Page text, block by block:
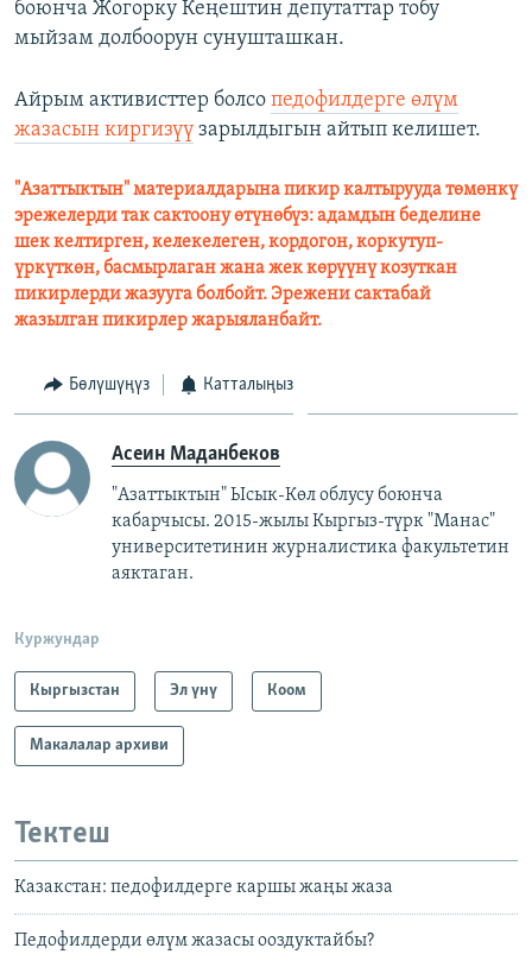
боюнча Жогорку Кеңештин депутаттар тобу
мыйзам долбоорун сунушташкан.
Айрым активисттер болсо педофилдерге өлүм
жазасын киргизүү зарылдыгын айтып келишет.
"Азаттыктын" материалдарына пикир калтырууда төмөнкү
эрежелерди так сактоону өтүнөбүз: адамдын беделине
шек келтирген, келекелеген, кордогон, коркутуп-
үркүткөн, басмырлаган жана жек көрүүнү козуткан
пикирлерди жазууга болбойт. Эрежени сактабай
жазылган пикирлер жарыяланбайт.
Бөлүшүңүз Катталыңыз
Асеин Маданбеков
"Азаттыктын" Ысык-Көл облусу боюнча
кабарчысы. 2015-жылы Кыргыз-түрк "Манас"
университетинин журналистика факультетин
аяктаган.
Куржундар
Кыргызстан Эл үнү Коом
Макалалар архиви
Тектеш
Казакстан: педофилдерге каршы жаңы жаза
Педофилдерди өлүм жазасы ооздуктайбы?